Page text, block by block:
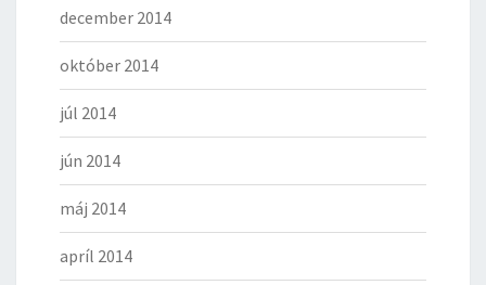
december 2014
október 2014
júl 2014
jún 2014
máj 2014
apríl 2014